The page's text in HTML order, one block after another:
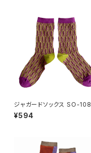
ジャガードソックス SO-108
¥594